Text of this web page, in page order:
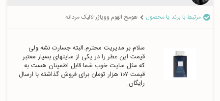
مرتبط با برند یا محصول هومج الهوم وویاژر لالیک مردانه
قیمت این عطر را در یکی از سایتهای بسیار معتبر
که مثل سایت خوب شما قابل اطمینان هست به
رایگان.